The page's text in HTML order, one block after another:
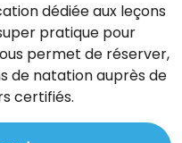
dédiée aux leçons
pratique pour
permet de réserver,
de natation auprès de
certifiés.